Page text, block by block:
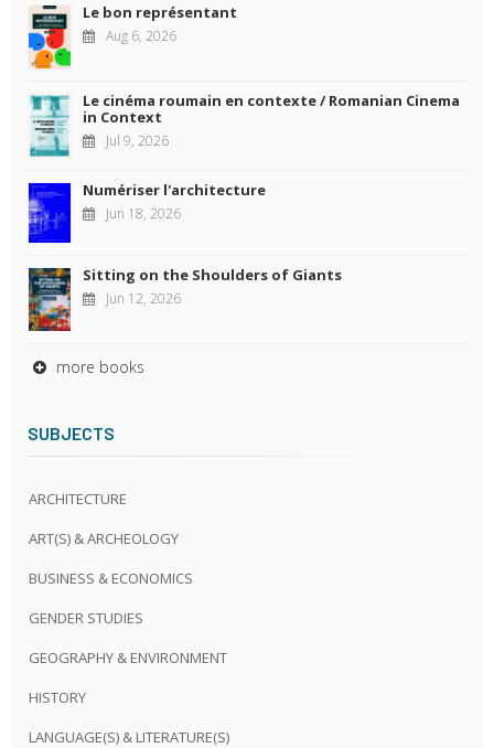
Le bon représentant
Aug 6, 2026
Le cinéma roumain en contexte / Romanian Cinema
in Context
Jul 9, 2026
Numériser l'architecture
Jun 18, 2026
Sitting on the Shoulders of Giants
Jun 12, 2026
more books
SUBJECTS
ARCHITECTURE
ART(S) & ARCHEOLOGY
BUSINESS & ECONOMICS
GENDER STUDIES
GEOGRAPHY & ENVIRONMENT
HISTORY
LANGUAGE(S) & LITERATURE(S)